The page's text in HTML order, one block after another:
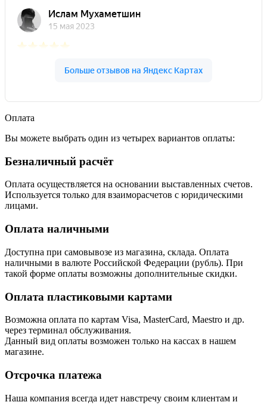
Оплата
Вы можете выбрать один из четырех вариантов оплаты:
Безналичный расчёт
Оплата осуществляется на основании выставленных счетов.
Используется только для взаиморасчетов с юридическими
лицами.
Оплата наличными
Доступна при самовывозе из магазина, склада. Оплата
наличными в валюте Российской Федерации (рубль). При
такой форме оплаты возможны дополнительные скидки.
Оплата пластиковыми картами
Возможна оплата по картам Visa, MasterCard, Maestro и др.
через терминал обслуживания.
Данный вид оплаты возможен только на кассах в нашем
магазине.
Отсрочка платежа
Наша компания всегда идет навстречу своим клиентам и